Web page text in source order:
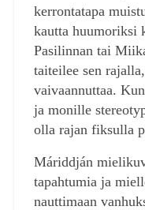
kerrontatapa
kautta huumoriksi
Pasilinnan tai
taiteilee sen
vaivaannuttaa.
ja monille
olla rajan fiksulla
Máriddján
tapahtumia ja
nauttimaan